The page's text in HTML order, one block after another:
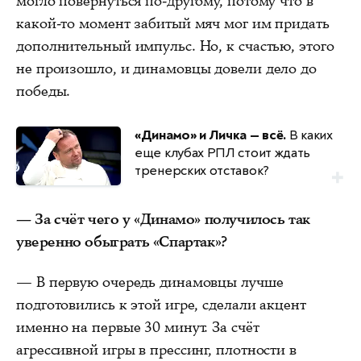
какой-то момент забитый мяч мог им придать
дополнительный импульс. Но, к счастью, этого
не произошло, и динамовцы довели дело до
победы.
«Динамо» и Личка — всё. В каких
еще клубах РПЛ стоит ждать
тренерских отставок?
— За счёт чего у «Динамо» получилось так
уверенно обыграть «Спартак»?
— В первую очередь динамовцы лучше
подготовились к этой игре, сделали акцент
именно на первые 30 минут. За счёт
агрессивной игры в прессинг, плотности в